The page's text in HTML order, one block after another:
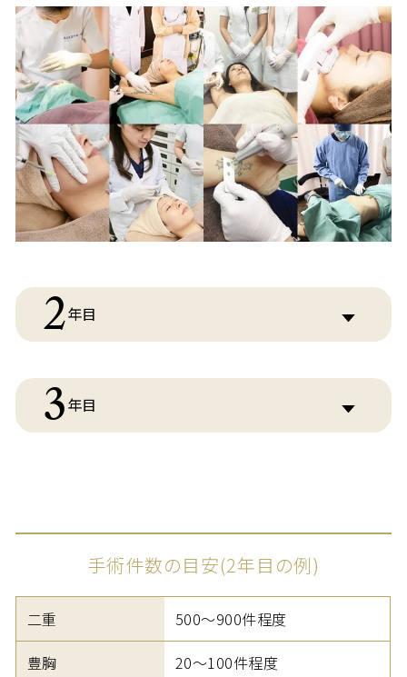
2年目
3年目
手術件数の目安(2年目の例)
二重
500～900件程度
豊胸
20～100件程度